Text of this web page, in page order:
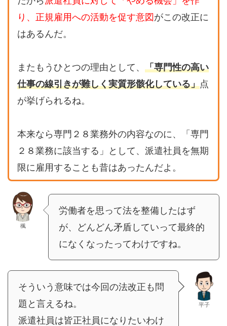
り、正規雇用への活動を促す意図がこの改正に
はあるんだ。
またもうひとつの理由として、 「専門性の高い
仕事の線引きが難しく実質形骸化している」点
が挙げられるね。
本来なら専門２８業務外の内容なのに、「専門
２８業務に該当する」として、派遣社員を無期
限に雇用することも昔はあったんだよ。
楓
労働者を思って法を整備したはず
が、どんどん矛盾していって最終的
になくなったってわけですね。
そういう意味では今回の法改正も問
題と言えるね。
派遣社員は皆正社員になりたいわけ
平子